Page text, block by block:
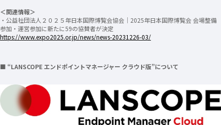
＜関連情報＞
・公益社団法人２０２５年日本国際博覧会協会｜2025年日本国際博覧会 会場整備
参加・運営参加に新たに59の協賛者が決定
https://www.expo2025.or.jp/news/news-20231226-03/
■ “LANSCOPE エンドポイントマネージャー クラウド版”について